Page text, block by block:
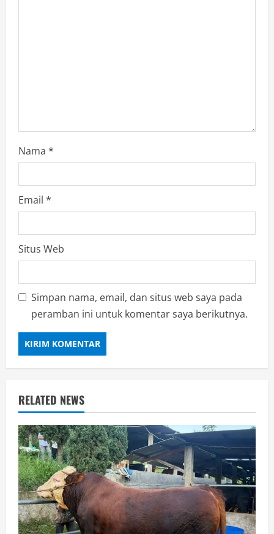
Nama *
Email *
Situs Web
Simpan nama, email, dan situs web saya pada
peramban ini untuk komentar saya berikutnya.
RELATED NEWS